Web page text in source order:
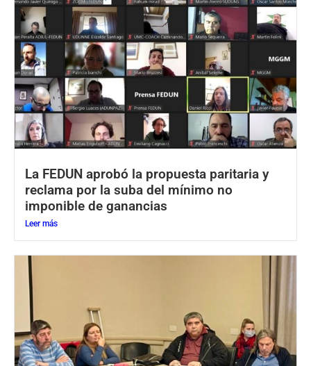
La FEDUN aprobó la propuesta paritaria y
reclama por la suba del mínimo no
imponible de ganancias
Leer más